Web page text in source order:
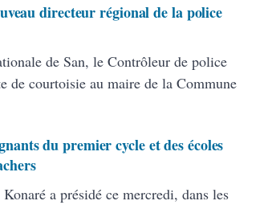
directeur régional de la police
de San, le Contrôleur de police
de courtoisie au maire de la Commune
du premier cycle et des écoles
a présidé ce mercredi, dans les